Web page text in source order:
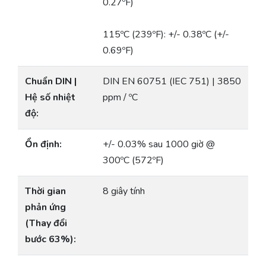
115ºC (239ºF): +/- 0.38ºC (+/-
0.69ºF)
Chuẩn DIN |
Hệ số nhiệt
độ:
DIN EN 60751 (IEC 751) | 3850
ppm / ºC
Ổn định:
+/- 0.03% sau 1000 giờ @
300ºC (572ºF)
Thời gian
phản ứng
(Thay đổi
bước 63%):
8 giây tính